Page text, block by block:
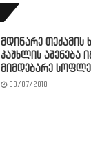
მდინარე თეძამის
კაშხლის აშენება
მიმდებარე
09/07/2018